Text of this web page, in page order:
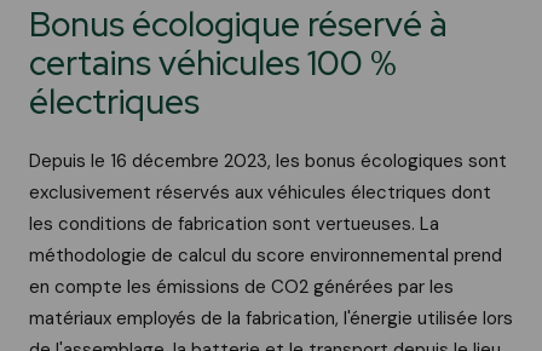
Bonus écologique réservé à
certains véhicules 100 %
électriques
Depuis le 16 décembre 2023, les bonus écologiques sont
exclusivement réservés aux véhicules électriques dont
les conditions de fabrication sont vertueuses. La
méthodologie de calcul du score environnemental prend
en compte les émissions de CO2 générées par les
matériaux employés de la fabrication, l'énergie utilisée lors